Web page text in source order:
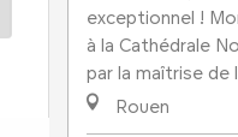
exceptionnel !
à la Cathédrale
par la maîtrise de
Rouen